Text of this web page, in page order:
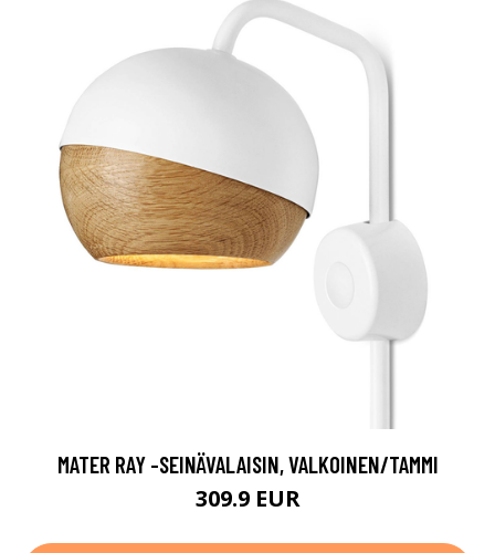
MATER RAY -SEINÄVALAISIN, VALKOINEN/TAMMI
309.9 EUR